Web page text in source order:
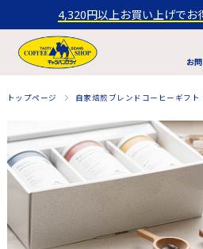
4,320円以上お買い上げでお
お
トップページ 自家焙煎ブレンドコーヒーギフト